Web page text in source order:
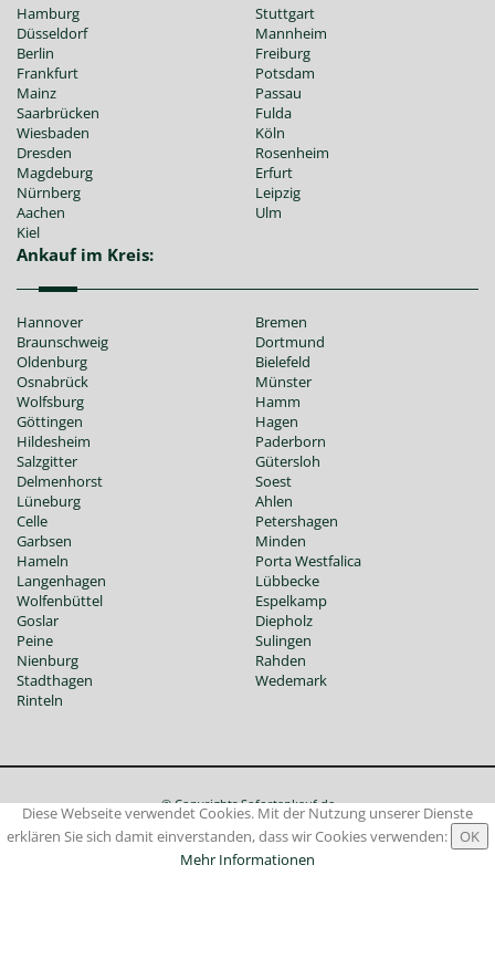
Hamburg
Düsseldorf
Berlin
Frankfurt
Mainz
Saarbrücken
Wiesbaden
Dresden
Magdeburg
Nürnberg
Aachen
Kiel
Stuttgart
Mannheim
Freiburg
Potsdam
Passau
Fulda
Köln
Rosenheim
Erfurt
Leipzig
Ulm
Ankauf im Kreis:
Hannover
Braunschweig
Oldenburg
Osnabrück
Wolfsburg
Göttingen
Hildesheim
Salzgitter
Delmenhorst
Lüneburg
Celle
Garbsen
Hameln
Langenhagen
Wolfenbüttel
Goslar
Peine
Nienburg
Stadthagen
Rinteln
Bremen
Dortmund
Bielefeld
Münster
Hamm
Hagen
Paderborn
Gütersloh
Soest
Ahlen
Petershagen
Minden
Porta Westfalica
Lübbecke
Espelkamp
Diepholz
Sulingen
Rahden
Wedemark
© Copyrights Sofortankauf.de
Impressum| Datenschutz|Allgemeine Geschäftsbedingungen
Diese Webseite verwendet Cookies. Mit der Nutzung unserer Dienste
erklären Sie sich damit einverstanden, dass wir Cookies verwenden:
Mehr Informationen